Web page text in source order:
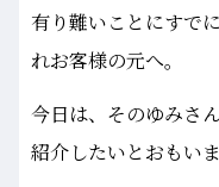
有り難いことにすで
れお客様の元へ。
今日は、そのゆみさ
紹介したいとおもい